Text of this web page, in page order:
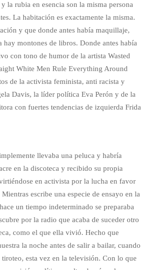
la rubia en esencia son la misma persona
La habitación es exactamente la misma.
y que donde antes había maquillaje,
hay montones de libros. Donde antes había
con tono de humor de la artista Wasted
White Men Rule Everything Around
de la activista feminista, anti racista y
Davis, la líder política Eva Perón y de la
con fuertes tendencias de izquierda Frida
llevaba una peluca y habría
en la discoteca y recibido su propia
en activista por la lucha en favor
escribe una especie de ensayo en la
un tiempo indeterminado se preparaba
por la radio que acaba de suceder otro
como el que ella vivió. Hecho que
la noche antes de salir a bailar, cuando
esta vez en la televisión. Con lo que